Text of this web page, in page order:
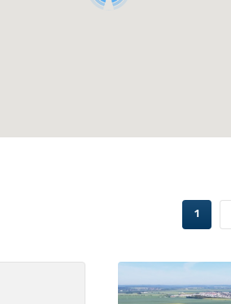
1